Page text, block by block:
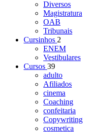
Diversos
Magistratura
OAB
Tribunais
Cursinhos 2
ENEM
Vestibulares
Cursos 39
adulto
Afiliados
cinema
Coaching
confeitaria
Copywriting
cosmetica